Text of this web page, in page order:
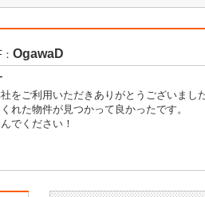
OgawaD
をご利用いただきありがとうございました
れた物件が見つかって良かったです。
でください！